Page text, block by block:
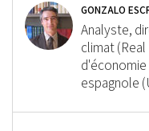
GONZALO
Analyste,
climat
espagnole